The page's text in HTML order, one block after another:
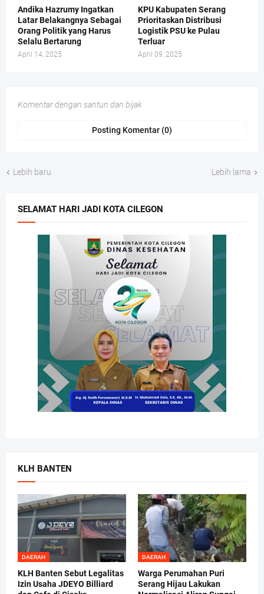
Andika Hazrumy Ingatkan
Latar Belakangnya Sebagai
Orang Politik yang Harus
Selalu Bertarung
April 14, 2025
KPU Kabupaten Serang
Prioritaskan Distribusi
Logistik PSU ke Pulau
Terluar
April 09, 2025
Komentar dengan santun dan bijak
Posting Komentar (0)
Lebih baru Lebih lama
SELAMAT HARI JADI KOTA CILEGON
KLH BANTEN
DAERAH
KLH Banten Sebut Legalitas
Izin Usaha JDEYO Billiard
DAERAH
Warga Perumahan Puri
Serang Hijau Lakukan